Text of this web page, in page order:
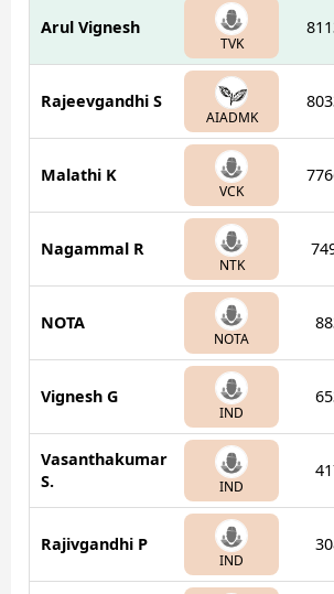
Arul Vignesh
TVK
Rajeevgandhi S
AIADMK
Malathi K
VCK
Nagammal R
NTK
NOTA
NOTA
Vignesh G
IND
Vasanthakumar
S.
IND
Rajivgandhi P
IND